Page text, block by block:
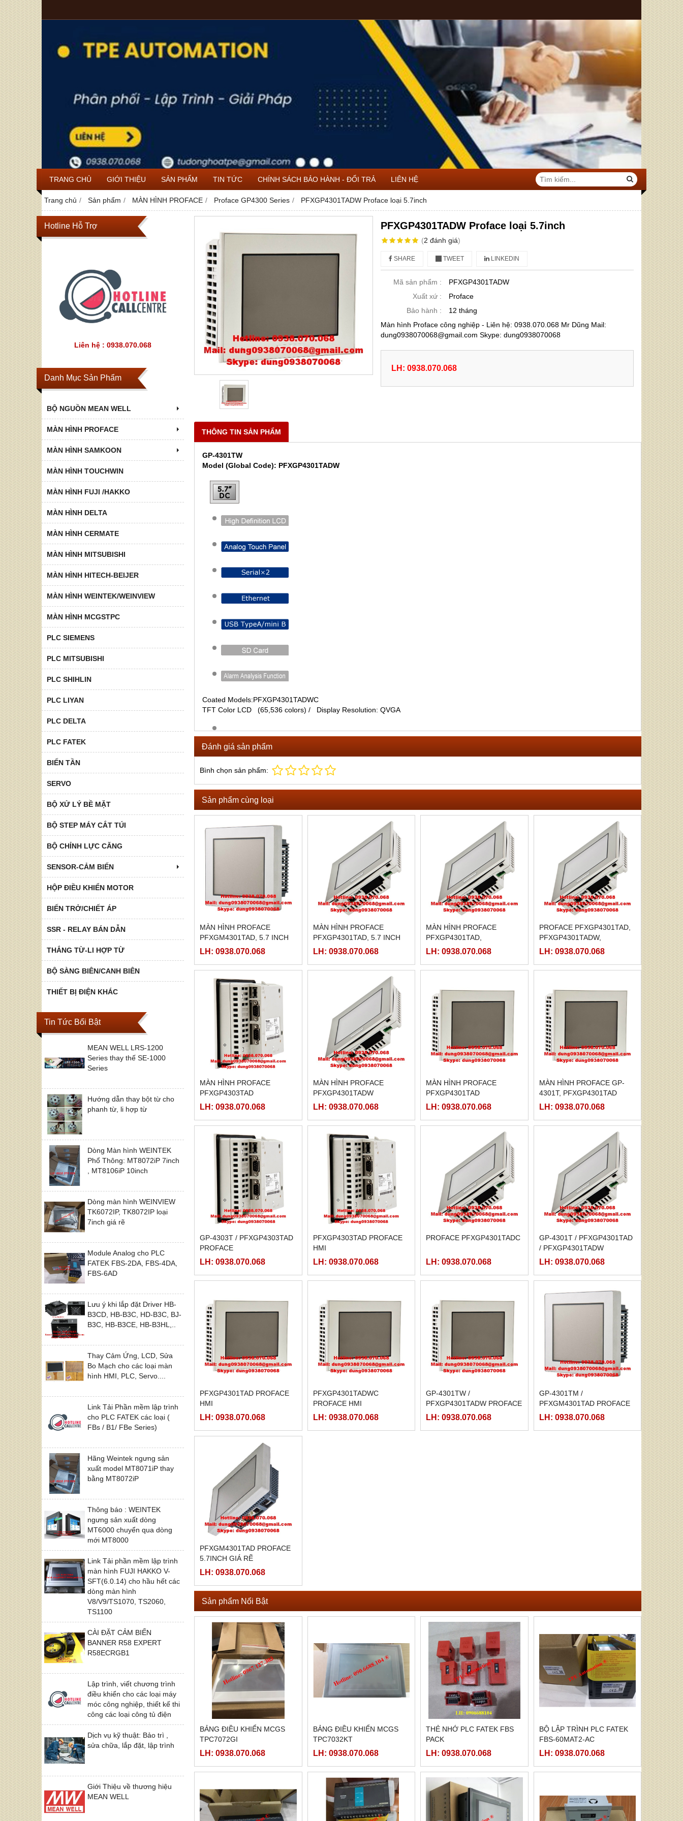
TRANG CHỦ GIỚI THIỆU SẢN PHẨM TIN TỨC CHÍNH SÁCH BẢO HÀNH - ĐỔI TRẢ LIÊN HỆ
Trang chủ Sản phẩm MÀN HÌNH PROFACE Proface GP4300 Series PFXGP4301TADW Proface loại 5.7inch
Hotline Hỗ Trợ
Liên hệ : 0938.070.068
Danh Mục Sản Phẩm
BỘ NGUỒN MEAN WELL
MÀN HÌNH PROFACE
MÀN HÌNH SAMKOON
MÀN HÌNH TOUCHWIN
MÀN HÌNH FUJI /HAKKO
MÀN HÌNH DELTA
MÀN HÌNH CERMATE
MÀN HÌNH MITSUBISHI
MÀN HÌNH HITECH-BEIJER
MÀN HÌNH WEINTEK/WEINVIEW
MÀN HÌNH MCGSTPC
PLC SIEMENS
PLC MITSUBISHI
PLC SHIHLIN
PLC LIYAN
PLC DELTA
PLC FATEK
BIẾN TẦN
SERVO
BỘ XỬ LÝ BỀ MẶT
BỘ STEP MÁY CẮT TÚI
BỘ CHỈNH LỰC CĂNG
SENSOR-CẢM BIẾN
HỘP ĐIỀU KHIỂN MOTOR
BIẾN TRỞ/CHIẾT ÁP
SSR - RELAY BÁN DẪN
THẮNG TỪ-LI HỢP TỪ
BỘ SÀNG BIÊN/CANH BIÊN
THIẾT BỊ ĐIỆN KHÁC
Tin Tức Bổi Bật
MEAN WELL LRS-1200
Series thay thế SE-1000
Series
Hướng dẫn thay bột từ cho
phanh từ, li hợp từ
Dòng Màn hình WEINTEK
Phổ Thông: MT8072iP 7inch
, MT8106iP 10inch
Dòng màn hình WEINVIEW
TK6072IP, TK8072IP loại
7inch giá rẽ
Module Analog cho PLC
FATEK FBS-2DA, FBS-4DA,
FBS-6AD
Lưu ý khi lắp đặt Driver HB-
B3CD, HB-B3C, HD-B3C, BJ-
B3C, HB-B3CE, HB-B3HL,..
Thay Cảm Ứng, LCD, Sửa
Bo Mạch cho các loại màn
hình HMI, PLC, Servo....
Link Tải Phần mềm lập trình
cho PLC FATEK các loại (
FBs / B1/ FBe Series)
Hãng Weintek ngưng sản
xuất model MT8071iP thay
bằng MT8072iP
Thông báo : WEINTEK
ngưng sản xuất dòng
MT6000 chuyển qua dòng
mới MT8000
Link Tải phần mềm lập trình
màn hình FUJI HAKKO V-
SFT(6.0.14) cho hầu hết các
dòng màn hình
V8/V9/TS1070, TS2060,
TS1100
CÀI ĐẶT CẢM BIẾN
BANNER R58 EXPERT
R58ECRGB1
Lập trình, viết chương trình
điều khiển cho các loại máy
móc công nghiệp, thiết kế thi
công các loại công tủ điện
Dịch vụ kỹ thuật: Bảo trì ,
sửa chữa, lắp đặt, lập trình
Giới Thiệu về thương hiệu
MEAN WELL
PFXGP4301TADW Proface loại 5.7inch
(2 đánh giá)
SHARE TWEET LINKEDIN
Mã sản phẩm :
PFXGP4301TADW
Xuất xứ :
Proface
Bảo hành :
12 tháng
Màn hình Proface công nghiệp - Liên hệ: 0938.070.068 Mr Dũng Mail:
dung0938070068@gmail.com Skype: dung0938070068
LH: 0938.070.068
THÔNG TIN SẢN PHẨM
GP-4301TW
Model (Global Code): PFXGP4301TADW
Coated Models:PFXGP4301TADWC
TFT Color LCD (65,536 colors) / Display Resolution: QVGA
Đánh giá sản phẩm
Bình chọn sản phẩm:
Sản phẩm cùng loại
MÀN HÌNH PROFACE
PFXGM4301TAD, 5.7 INCH
LH: 0938.070.068
MÀN HÌNH PROFACE
PFXGP4301TAD, 5.7 INCH
LH: 0938.070.068
MÀN HÌNH PROFACE
PFXGP4301TAD,
PFXGP4301TADW,
LH: 0938.070.068
PROFACE PFXGP4301TAD,
PFXGP4301TADW,
PFXGP4303TAD
LH: 0938.070.068
MÀN HÌNH PROFACE
PFXGP4303TAD
LH: 0938.070.068
MÀN HÌNH PROFACE
PFXGP4301TADW
LH: 0938.070.068
MÀN HÌNH PROFACE
PFXGP4301TAD
LH: 0938.070.068
MÀN HÌNH PROFACE GP-
4301T, PFXGP4301TAD
LH: 0938.070.068
GP-4303T / PFXGP4303TAD
PROFACE
LH: 0938.070.068
PFXGP4303TAD PROFACE
HMI
LH: 0938.070.068
PROFACE PFXGP4301TADC
LH: 0938.070.068
GP-4301T / PFXGP4301TAD
/ PFXGP4301TADW
LH: 0938.070.068
PFXGP4301TAD PROFACE
HMI
LH: 0938.070.068
PFXGP4301TADWC
PROFACE HMI
LH: 0938.070.068
GP-4301TW /
PFXGP4301TADW PROFACE
LH: 0938.070.068
GP-4301TM /
PFXGM4301TAD PROFACE
LOẠI MODULE
LH: 0938.070.068
PFXGM4301TAD PROFACE
5.7INCH GIÁ RẼ
LH: 0938.070.068
Sản phẩm Nổi Bật
BẢNG ĐIỀU KHIỂN MCGS
TPC7072GI
LH: 0938.070.068
BẢNG ĐIỀU KHIỂN MCGS
TPC7032KT
LH: 0938.070.068
THẺ NHỚ PLC FATEK FBS
PACK
LH: 0938.070.068
BỘ LẬP TRÌNH PLC FATEK
FBS-60MAT2-AC
LH: 0938.070.068